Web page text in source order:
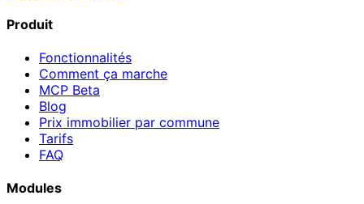
Produit
Fonctionnalités
Comment ça marche
MCP Beta
Blog
Prix immobilier par commune
Tarifs
FAQ
Modules